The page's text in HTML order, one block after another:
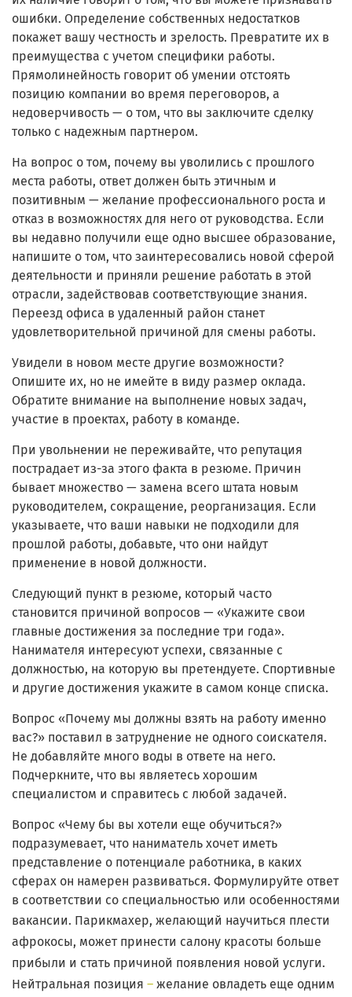
ошибки. Определение собственных недостатков
покажет вашу честность и зрелость. Превратите их в
преимущества с учетом специфики работы.
Прямолинейность говорит об умении отстоять
позицию компании во время переговоров, а
недоверчивость — о том, что вы заключите сделку
только с надежным партнером.
На вопрос о том, почему вы уволились с прошлого
места работы, ответ должен быть этичным и
позитивным — желание профессионального роста и
отказ в возможностях для него от руководства. Если
вы недавно получили еще одно высшее образование,
напишите о том, что заинтересовались новой сферой
деятельности и приняли решение работать в этой
отрасли, задействовав соответствующие знания.
Переезд офиса в удаленный район станет
удовлетворительной причиной для смены работы.
Увидели в новом месте другие возможности?
Опишите их, но не имейте в виду размер оклада.
Обратите внимание на выполнение новых задач,
участие в проектах, работу в команде.
При увольнении не переживайте, что репутация
пострадает из-за этого факта в резюме. Причин
бывает множество — замена всего штата новым
руководителем, сокращение, реорганизация. Если
указываете, что ваши навыки не подходили для
прошлой работы, добавьте, что они найдут
применение в новой должности.
Следующий пункт в резюме, который часто
становится причиной вопросов — «Укажите свои
главные достижения за последние три года».
Нанимателя интересуют успехи, связанные с
должностью, на которую вы претендуете. Спортивные
и другие достижения укажите в самом конце списка.
Вопрос «Почему мы должны взять на работу именно
вас?» поставил в затруднение не одного соискателя.
Не добавляйте много воды в ответе на него.
Подчеркните, что вы являетесь хорошим
специалистом и справитесь с любой задачей.
Вопрос «Чему бы вы хотели еще обучиться?»
подразумевает, что наниматель хочет иметь
представление о потенциале работника, в каких
сферах он намерен развиваться. Формулируйте ответ
в соответствии со специальностью или особенностями
вакансии. Парикмахер, желающий научиться плести
афрокосы, может принести салону красоты больше
прибыли и стать причиной появления новой услуги.
Нейтральная позиция – желание овладеть еще одним